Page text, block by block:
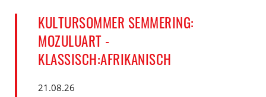
KULTURSOMMER SEMMERING:
MOZULUART -
KLASSISCH:AFRIKANISCH
21.08.26